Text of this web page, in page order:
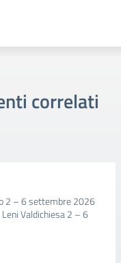
correlati
2 – 6 settembre 2026
Valdichiesa 2 – 6